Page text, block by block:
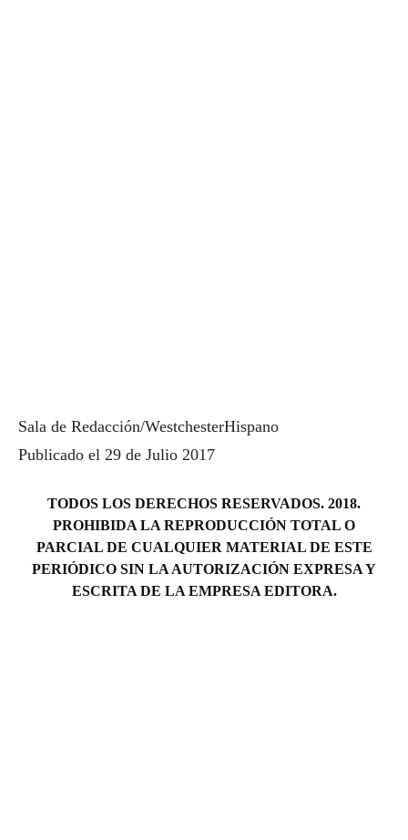
Sala de Redacción/WestchesterHispano
Publicado el 29 de Julio 2017
TODOS LOS DERECHOS RESERVADOS. 2018.
PROHIBIDA LA REPRODUCCIÓN TOTAL O
PARCIAL DE CUALQUIER MATERIAL DE ESTE
PERIÓDICO SIN LA AUTORIZACIÓN EXPRESA Y
ESCRITA DE LA EMPRESA EDITORA.